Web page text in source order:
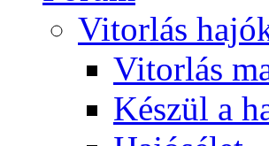
Vitorlás
Vitorlás
Készül a